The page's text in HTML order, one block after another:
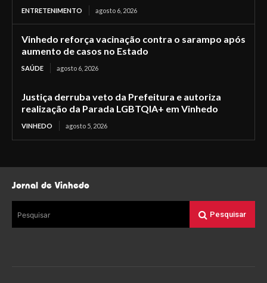
ENTRETENIMENTO agosto 6, 2026
Vinhedo reforça vacinação contra o sarampo após
aumento de casos no Estado
SAÚDE agosto 6, 2026
Justiça derruba veto da Prefeitura e autoriza
realização da Parada LGBTQIA+ em Vinhedo
VINHEDO agosto 5, 2026
Jornal de Vinhedo
Pesquisar Pesquisar